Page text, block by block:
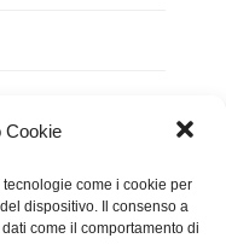
Cookie
come i cookie per
dispositivo. Il consenso a
come il comportamento di